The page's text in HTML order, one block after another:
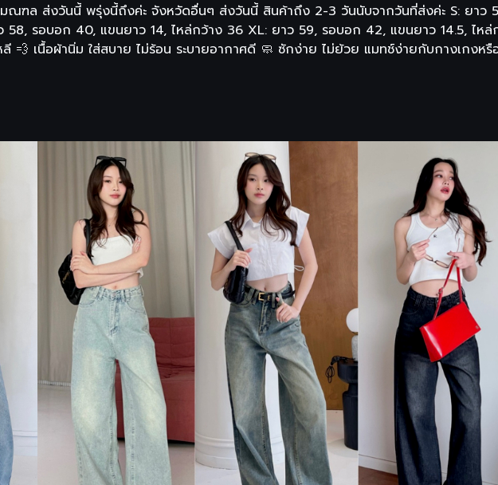
มณฑล ส่งวันนี้ พรุ่งนี้ถึงค่ะ จังหวัดอื่นๆ ส่งวันนี้ สินค้าถึง 2-3 วันนับจากวันที่ส่งค่ะ S: ยา
58, รอบอก 40, แขนยาว 14, ไหล่กว้าง 36 XL: ยาว 59, รอบอก 42, แขนยาว 14.5, ไห
💨 เนื้อผ้านิ่ม ใส่สบาย ไม่ร้อน ระบายอากาศดี 🧼 ซักง่าย ไม่ย้วย แมทช์ง่ายกับกางเกงห